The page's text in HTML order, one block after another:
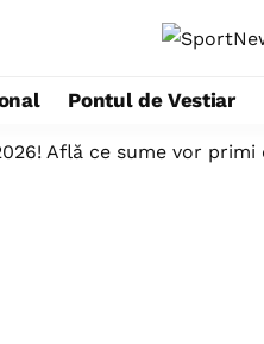
Pontul de Vestiar